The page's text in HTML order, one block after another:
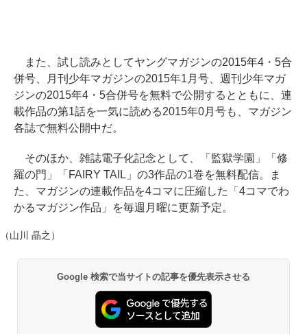
また、試し読みとしてヤングマガジンの2015年4・5合
併号、月刊少年マガジンの2015年1月号、週刊少年マガ
ジンの2015年4・5合併号を無料で公開するとともに、連
載作品の第1話を一気に読める2015年0月号も、マガジン
各誌で無料公開中だ。
そのほか、雑誌電子化記念として、「監獄学園」「修
羅の門」「FAIRY TAIL」の3作品の1巻を無料配信。ま
た、マガジンの連載作品を4コマに圧縮した「4コマでわ
かるマガジン作品」を毎週月曜に更新予定。
（山川 晶之）
Google 検索で当サイトの記事を優先表示させる